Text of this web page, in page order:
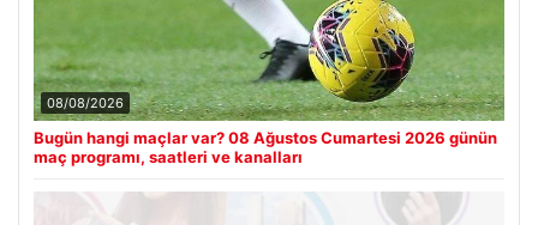
08/08/2026
Bugün hangi maçlar var? 08 Ağustos Cumartesi 2026 günün
maç programı, saatleri ve kanalları